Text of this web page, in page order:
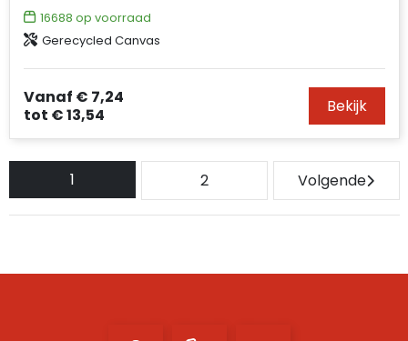
16688 op voorraad
Gerecycled Canvas
Vanaf € 7,24
tot € 13,54 Bekijk
1 2 Volgende